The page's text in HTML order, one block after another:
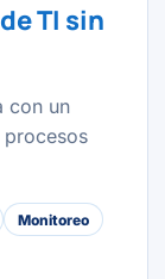
TI sin
con un
Monitoreo